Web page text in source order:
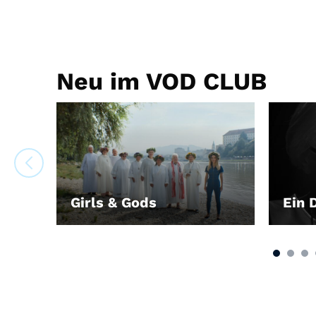
Neu im VOD CLUB
Girls & Gods
LEIHEN Ein